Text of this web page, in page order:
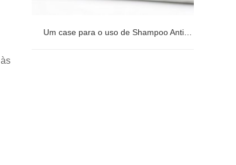
Um case para o uso de Shampoo Antibacteriano para Animais de Estimação